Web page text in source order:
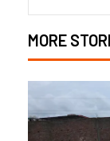
MORE